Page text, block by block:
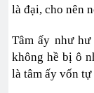
là đại, cho nên
Tâm ấy như
không hề bị ô
là tâm ấy vốn